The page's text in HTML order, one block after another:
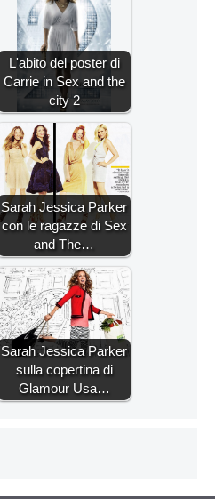
L'abito del poster di
Carrie in Sex and the
city 2
Sarah Jessica Parker
con le ragazze di Sex
and The…
Sarah Jessica Parker
sulla copertina di
Glamour Usa…